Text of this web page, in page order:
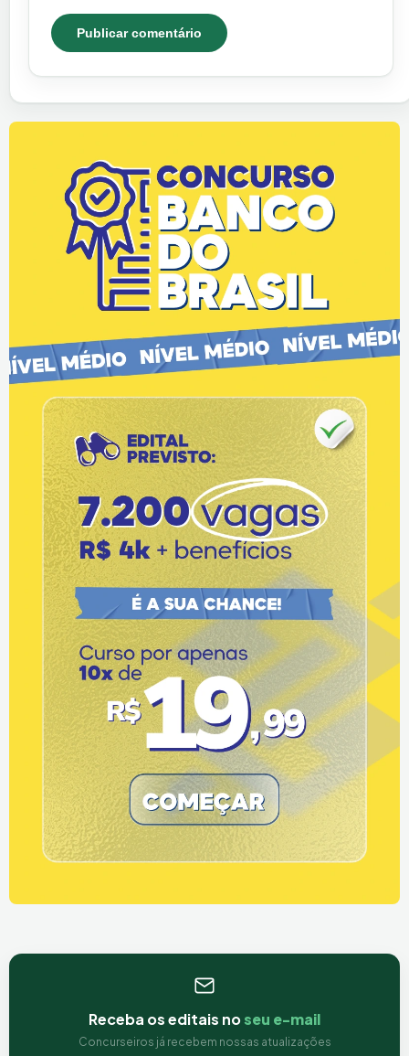
Receba os editais noseu e-mail
Concurseiros já recebem nossas atualizações